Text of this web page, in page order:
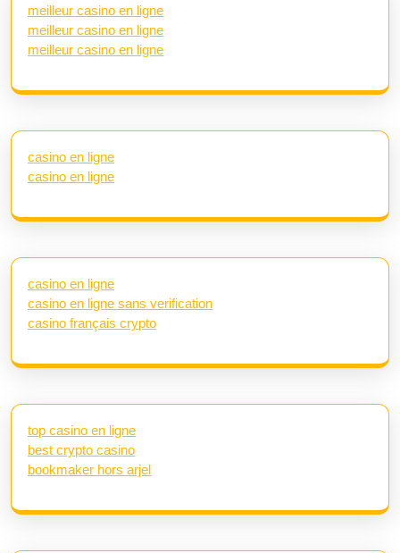
meilleur casino en ligne
meilleur casino en ligne
meilleur casino en ligne
casino en ligne
casino en ligne
casino en ligne
casino en ligne sans verification
casino français crypto
top casino en ligne
best crypto casino
bookmaker hors arjel